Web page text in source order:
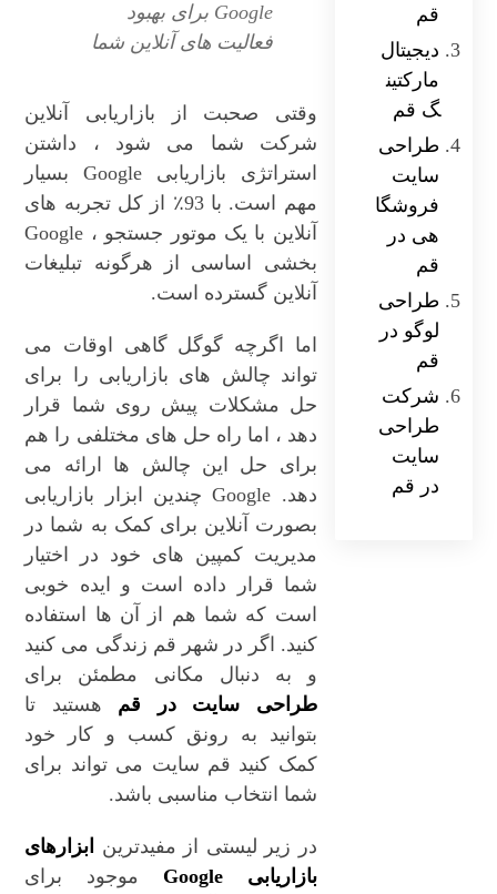
Google برای بهبود
فعالیت های آنلاین شما
وقتی صحبت از بازاریابی آنلاین
شرکت شما می شود ، داشتن
استراتژی بازاریابی Google بسیار
مهم است. با 93٪ از کل تجربه های
آنلاین با یک موتور جستجو ، Google
بخشی اساسی از هرگونه تبلیغات
آنلاین گسترده است.
اما اگرچه گوگل گاهی اوقات می
تواند چالش های بازاریابی را برای
حل مشکلات پیش روی شما قرار
دهد ، اما راه حل های مختلفی را هم
برای حل این چالش ها ارائه می
دهد. Google چندین ابزار بازاریابی
بصورت آنلاین برای کمک به شما در
مدیریت کمپین های خود در اختیار
شما قرار داده است و ایده خوبی
است که شما هم از آن ها استفاده
کنید. اگر در شهر قم زندگی می کنید
و به دنبال مکانی مطمئن برای
طراحی سایت در قم هستید تا
بتوانید به رونق کسب و کار خود
کمک کنید قم سایت می تواند برای
شما انتخاب مناسبی باشد.
در زیر لیستی از مفیدترین
ابزارهای
بازاریابی Google
موجود برای
قم
دیجیتال
مارکتین
گ قم
طراحی
سایت
فروشگا
هی در
قم
طراحی
لوگو در
قم
شرکت
طراحی
سایت
در قم